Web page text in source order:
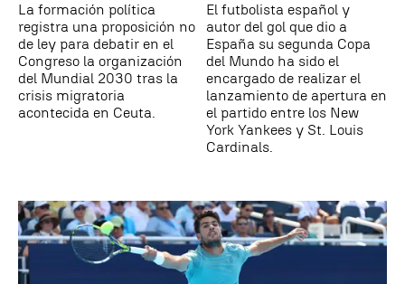
La formación política
registra una proposición no
de ley para debatir en el
Congreso la organización
del Mundial 2030 tras la
crisis migratoria
acontecida en Ceuta.
El futbolista español y
autor del gol que dio a
España su segunda Copa
del Mundo ha sido el
encargado de realizar el
lanzamiento de apertura en
el partido entre los New
York Yankees y St. Louis
Cardinals.